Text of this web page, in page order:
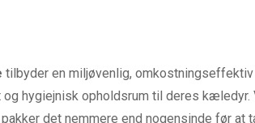
tilbyder en miljøvenlig,
hygiejnisk opholdsrum til deres
det nemmere end nogensinde før at